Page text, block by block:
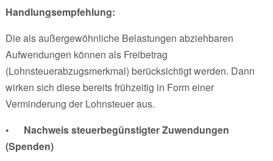
Handlungsempfehlung:
Die als außergewöhnliche Belastungen abziehbaren
Aufwendungen können als Freibetrag
(Lohnsteuerabzugsmerkmal) berücksichtigt werden. Dann
wirken sich diese bereits frühzeitig in Form einer
Verminderung der Lohnsteuer aus.
• Nachweis steuerbegünstigter Zuwendungen
(Spenden)